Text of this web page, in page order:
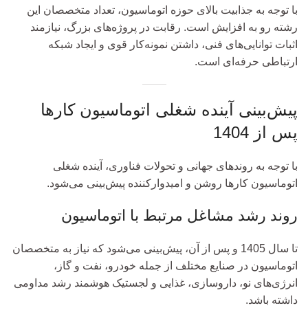
با توجه به جذابیت بالای حوزه اتوماسیون، تعداد متخصصان این
رشته رو به افزایش است. رقابت در پروژه‌های بزرگ، نیازمند
اثبات توانایی‌های فنی، داشتن نمونه‌کار قوی و ایجاد شبکه
ارتباطی حرفه‌ای است.
پیش‌بینی آینده شغلی اتوماسیون کارها
پس از 1404
با توجه به روندهای جهانی و تحولات فناوری، آینده شغلی
اتوماسیون کارها روشن و امیدوارکننده پیش‌بینی می‌شود.
روند رشد مشاغل مرتبط با اتوماسیون
تا سال 1405 و پس از آن، پیش‌بینی می‌شود که نیاز به متخصصان
اتوماسیون در صنایع مختلف از جمله خودرو، نفت و گاز،
انرژی‌های نو، داروسازی، غذایی و لجستیک هوشمند رشد مداومی
داشته باشد.